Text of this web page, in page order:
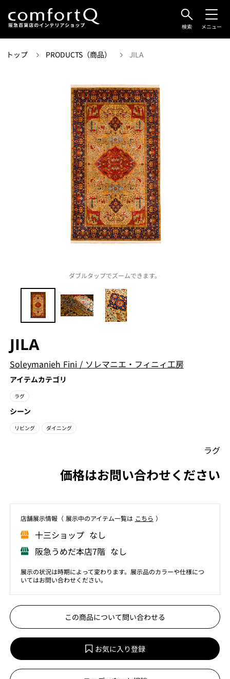
検索 メニュー
トップ PRODUCTS（商品） JILA
ダブルタップでズームできます。
JILA
Soleymanieh Fini / ソレマニエ・フィニィ工房
アイテムカテゴリ
ラグ
シーン
リビング ダイニング
ラグ
価格はお問い合わせください
店舗展⽰情報（ 展⽰中のアイテム⼀覧は こちら ）
⼗三ショップ なし
阪急うめだ本店7階 なし
展示の状況は時期によって変わります。展示品のカラーや仕様につ
いてはお問い合わせください。
この商品について問い合わせる
お気に入り登録